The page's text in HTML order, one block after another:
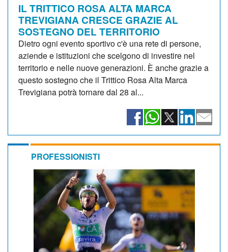
IL TRITTICO ROSA ALTA MARCA
TREVIGIANA CRESCE GRAZIE AL
SOSTEGNO DEL TERRITORIO
Dietro ogni evento sportivo c'è una rete di persone,
aziende e istituzioni che scelgono di investire nel
territorio e nelle nuove generazioni. È anche grazie a
questo sostegno che il Trittico Rosa Alta Marca
Trevigiana potrà tornare dal 28 al...
PROFESSIONISTI